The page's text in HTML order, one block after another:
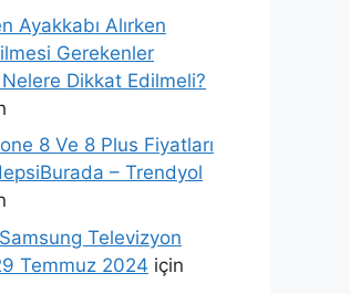
Ayakkabı Alırken
Gerekenler
Dikkat Edilmeli?
8 Ve 8 Plus Fiyatları
– Trendyol
Televizyon
Temmuz 2024 için